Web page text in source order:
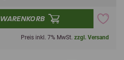
WARENKORB
Preis inkl. 7% MwSt. zzgl. Versand